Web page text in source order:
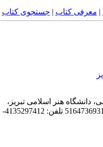
| جستجوی كتاب‌
هنر اسلامی تبریز،
مدیریت پژوهشی و فناوری کد پستی:5164736931 تلفن: 4135297412-